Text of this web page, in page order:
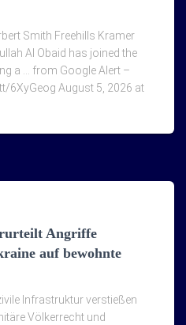
Smith Freehills Kramer
Al Obaid has joined the
a … from Google Alert –
6XyGeog August 5, 2026 at
Angriffe
auf bewohnte
Infrastruktur verstießen
Völkerrecht und